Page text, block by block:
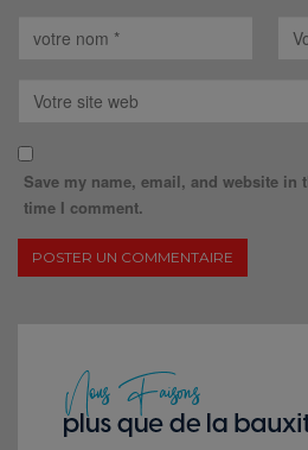
Save my name, email, and website in
time I comment.